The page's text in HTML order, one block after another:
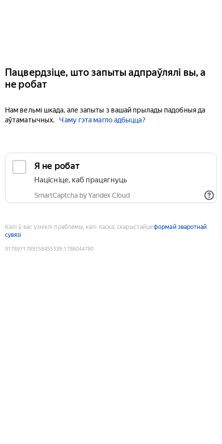
Пацвердзіце, што запыты адпраўлялі вы, а
не робат
Нам вельмі шкада, але запыты з вашай прылады падобныя да
аўтаматычных.
Чаму гэта магло адбыцца?
Я не робат
Націсніце, каб працягнуць
SmartCaptcha by Yandex Cloud
Калі ў вас узніклі праблемы, калі ласка, скарыстайцеформай зваротнай
сувязі
9178971789158455339:1786044780